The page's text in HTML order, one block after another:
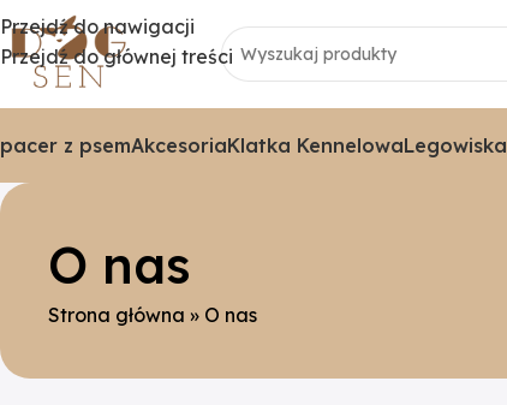
Przejdź do nawigacji
Przejdź do głównej treści
z psemAkcesoriaKlatka KennelowaLegowiska
O nas
Strona główna » O nas